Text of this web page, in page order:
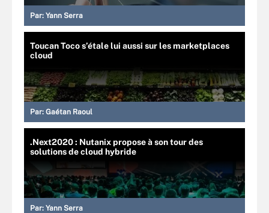
Par: Yann Serra
Toucan Toco s’étale lui aussi sur les marketplaces
cloud
Par: Gaétan Raoul
.Next2020 : Nutanix propose à son tour des
solutions de cloud hybride
Par: Yann Serra